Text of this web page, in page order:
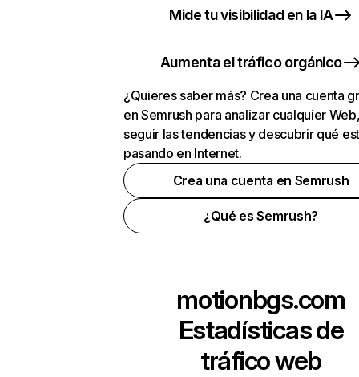
Mide tu visibilidad en la IA
Aumenta el tráfico orgánico
¿Quieres saber más? Crea una cuenta
en Semrush para analizar cualquier
seguir las tendencias y descubrir qué
pasando en Internet.
Crea una cuenta en Semrush
¿Qué es Semrush?
motionbgs.com
Estadísticas de
tráfico web